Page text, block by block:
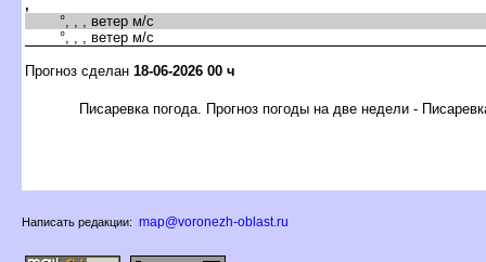
,
°, , , ветер м/с
°, , , ветер м/с
Прогноз сделан 18-06-2026 00 ч
Писаревка погода. Прогноз погоды на две недели -
Написать редакции: map@voronezh-oblast.ru